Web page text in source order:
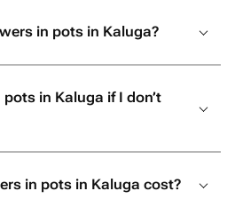
in pots in Kaluga?
in Kaluga if I don’t
in pots in Kaluga cost?